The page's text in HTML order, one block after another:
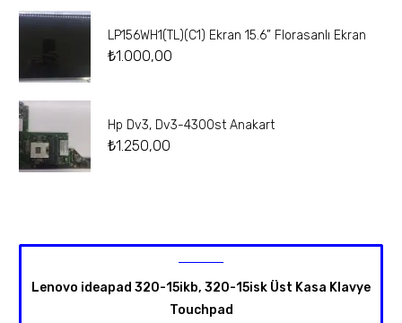
LP156WH1(TL)(C1) Ekran 15.6” Florasanlı Ekran
₺1.000,00
Hp Dv3, Dv3-4300st Anakart
₺1.250,00
Lenovo ideapad 320-15ikb, 320-15isk Üst Kasa Klavye
Touchpad